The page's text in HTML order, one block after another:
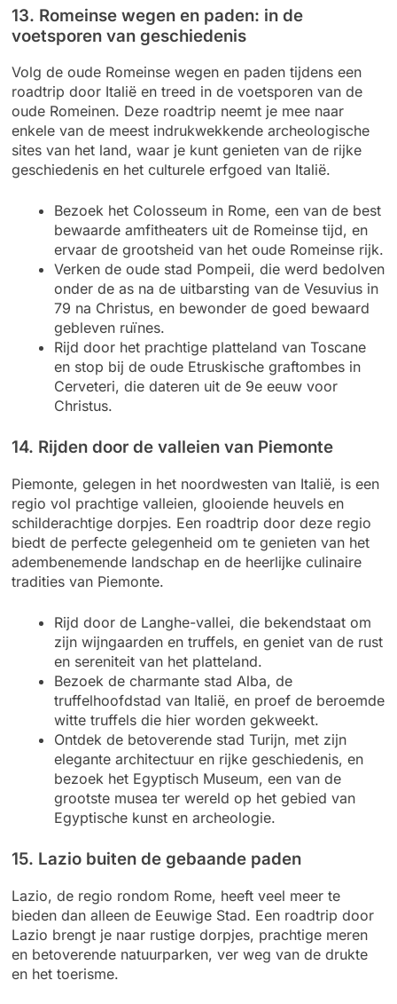
13. Romeinse wegen en paden: in de
voetsporen van geschiedenis
Volg de oude Romeinse wegen en paden tijdens een
roadtrip door Italië en treed in de voetsporen van de
oude Romeinen. Deze roadtrip neemt je mee naar
enkele van de meest indrukwekkende archeologische
sites van het land, waar je kunt genieten van de rijke
geschiedenis en het culturele erfgoed van Italië.
Bezoek het Colosseum in Rome, een van de best
bewaarde amfitheaters uit de Romeinse tijd, en
ervaar de grootsheid van het oude Romeinse rijk.
Verken de oude stad Pompeii, die werd bedolven
onder de as na de uitbarsting van de Vesuvius in
79 na Christus, en bewonder de goed bewaard
gebleven ruïnes.
Rijd door het prachtige platteland van Toscane
en stop bij de oude Etruskische graftombes in
Cerveteri, die dateren uit de 9e eeuw voor
Christus.
14. Rijden door de valleien van Piemonte
Piemonte, gelegen in het noordwesten van Italië, is een
regio vol prachtige valleien, glooiende heuvels en
schilderachtige dorpjes. Een roadtrip door deze regio
biedt de perfecte gelegenheid om te genieten van het
adembenemende landschap en de heerlijke culinaire
tradities van Piemonte.
Rijd door de Langhe-vallei, die bekendstaat om
zijn wijngaarden en truffels, en geniet van de rust
en sereniteit van het platteland.
Bezoek de charmante stad Alba, de
truffelhoofdstad van Italië, en proef de beroemde
witte truffels die hier worden gekweekt.
Ontdek de betoverende stad Turijn, met zijn
elegante architectuur en rijke geschiedenis, en
bezoek het Egyptisch Museum, een van de
grootste musea ter wereld op het gebied van
Egyptische kunst en archeologie.
15. Lazio buiten de gebaande paden
Lazio, de regio rondom Rome, heeft veel meer te
bieden dan alleen de Eeuwige Stad. Een roadtrip door
Lazio brengt je naar rustige dorpjes, prachtige meren
en betoverende natuurparken, ver weg van de drukte
en het toerisme.